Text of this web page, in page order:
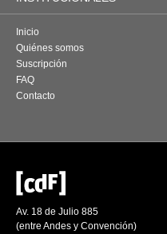
Inicio
Quiénes somos
Suscripción
FAQ
Contacto
Av. 18 de Julio 885
(entre Andes y Convención)